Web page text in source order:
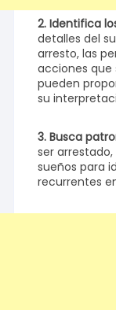
2. Identifica
detalles del
arresto, las
acciones que
pueden
su
3. Busca
ser
sueños para
recurrentes